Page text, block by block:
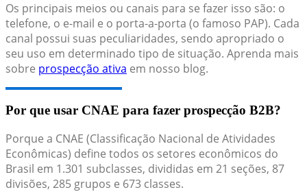
Os principais meios ou canais para se fazer isso são: o
telefone, o e-mail e o porta-a-porta (o famoso PAP). Cada
canal possui suas peculiaridades, sendo apropriado o
seu uso em determinado tipo de situação. Aprenda mais
sobre prospecção ativa em nosso blog.
Por que usar CNAE para fazer prospecção B2B?
Porque a CNAE (Classificação Nacional de Atividades
Econômicas) define todos os setores econômicos do
Brasil em 1.301 subclasses, divididas em 21 seções, 87
divisões, 285 grupos e 673 classes.